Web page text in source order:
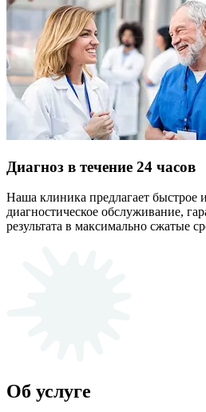
Диагноз в течение 24 часов
Наша клиника предлагает быстрое
диагностическое обслуживание,
результата в максимально сжатые
Об услуге